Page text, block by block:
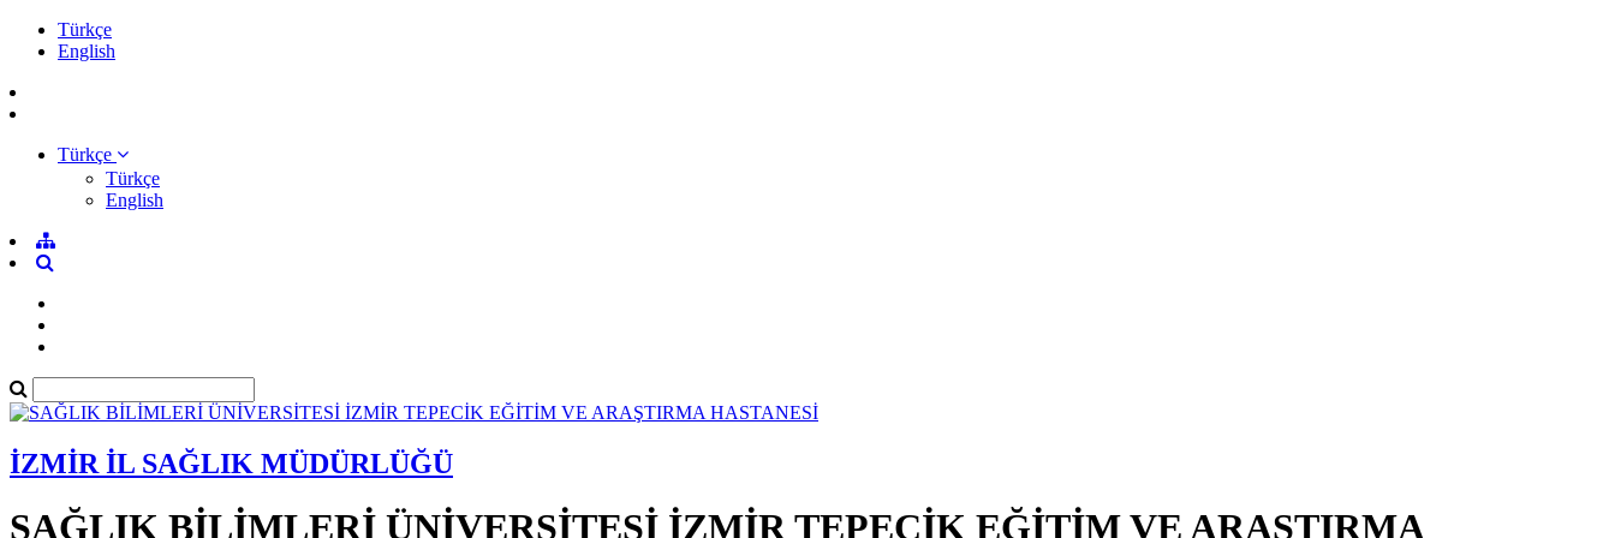
Türkçe
English
Türkçe
Türkçe
English
İZMİR İL SAĞLIK MÜDÜRLÜĞÜ
SAĞLIK BİLİMLERİ ÜNİVERSİTESİ İZMİR TEPECİK EĞİTİM VE ARAŞTIRMA